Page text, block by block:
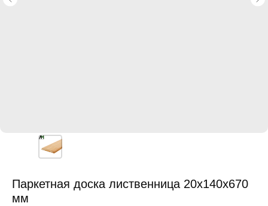
Паркетная доска лиственница 20x140x670
мм